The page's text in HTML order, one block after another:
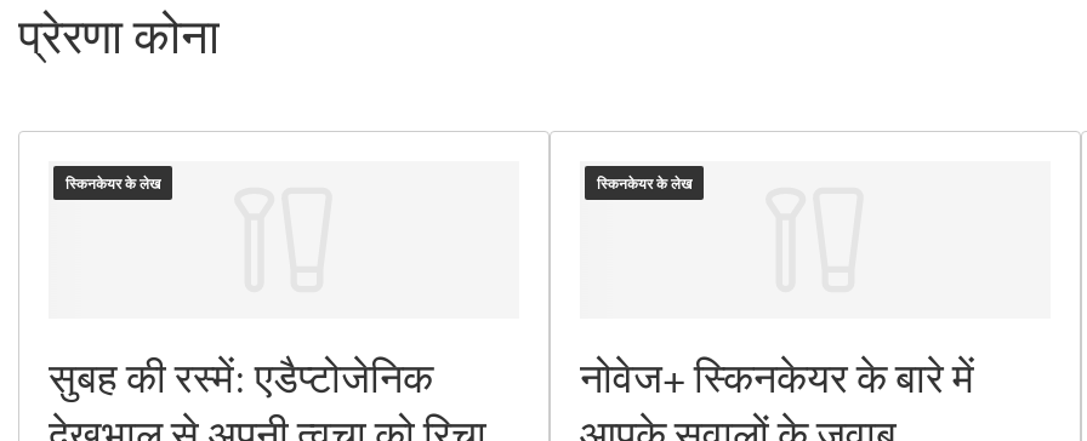
प्रेरणा कोना
स्किनकेयर के लेख
सुबह की रस्में: एडैप्टोजेनिक
स्किनकेयर के लेख
नोवेज+ स्किनकेयर के बारे में